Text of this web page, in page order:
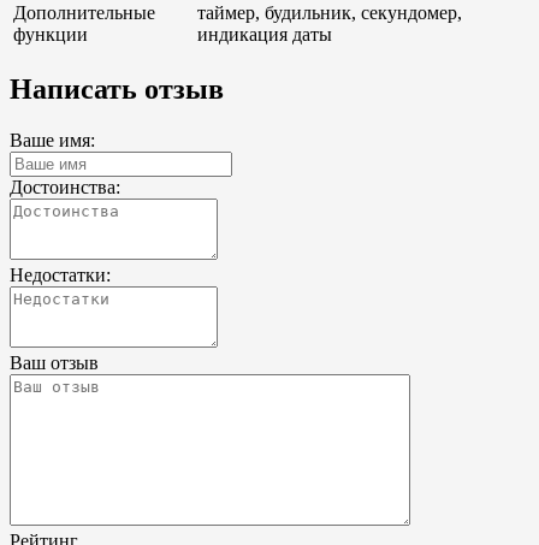
Дополнительные
функции
таймер, будильник, секундомер,
индикация даты
Написать отзыв
Ваше имя:
Достоинства:
Недостатки:
Ваш отзыв
Рейтинг